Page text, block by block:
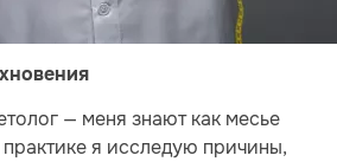
— меня знают как месье
я исследую причины,